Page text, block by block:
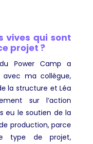
vives qui sont
projet ?
Power Camp a
ma collègue,
la structure et Léa
sur l’action
eu le soutien de la
production, parce
type de projet,